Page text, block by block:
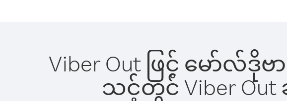
Viber Out ဖြင့် မော်လ်
သင့်တွင် Viber